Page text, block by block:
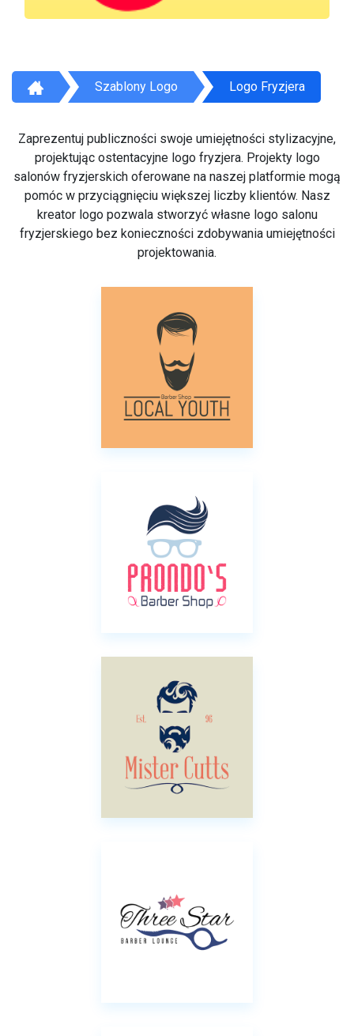
Szablony Logo Logo Fryzjera
Zaprezentuj publiczności swoje umiejętności stylizacyjne,
projektując ostentacyjne logo fryzjera. Projekty logo
salonów fryzjerskich oferowane na naszej platformie mogą
pomóc w przyciągnięciu większej liczby klientów. Nasz
kreator logo pozwala stworzyć własne logo salonu
fryzjerskiego bez konieczności zdobywania umiejętności
projektowania.